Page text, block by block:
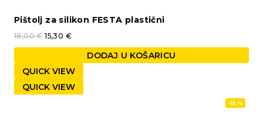
Pištolj za silikon FESTA plastični
18,00€ 15,30 €
DODAJ U KOŠARICU
QUICK VIEW
QUICK VIEW
-15%